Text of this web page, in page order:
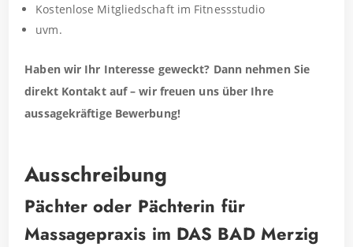
Kostenlose Mitgliedschaft im Fitnessstudio
uvm.
Haben wir Ihr Interesse geweckt? Dann nehmen Sie
direkt Kontakt auf – wir freuen uns über Ihre
aussagekräftige Bewerbung!
Ausschreibung
Pächter oder Pächterin für
Massagepraxis im DAS BAD Merzig